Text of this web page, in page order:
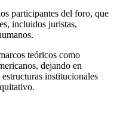
participantes del foro, que
incluidos juristas,
teóricos como
dejando en
institucionales